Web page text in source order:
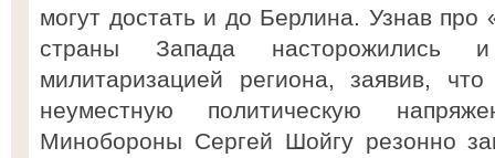
могут достать и до Берлина. Узнав
страны Запада насторожились
милитаризацией региона, заявив,
неуместную политическую
Минобороны Сергей Шойгу резонно